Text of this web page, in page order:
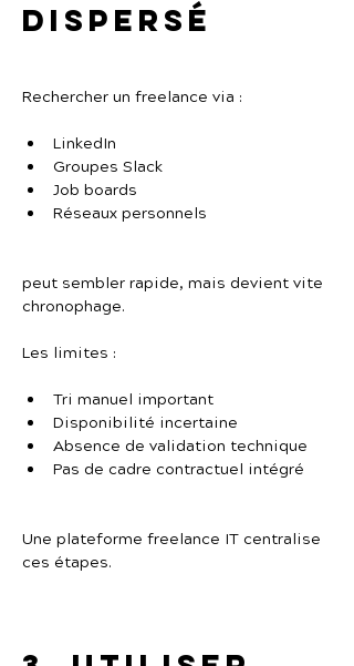
dispersé
Rechercher un freelance via :
LinkedIn
Groupes Slack
Job boards
Réseaux personnels
peut sembler rapide, mais devient vite
chronophage.
Les limites :
Tri manuel important
Disponibilité incertaine
Absence de validation technique
Pas de cadre contractuel intégré
Une plateforme freelance IT centralise
ces étapes.